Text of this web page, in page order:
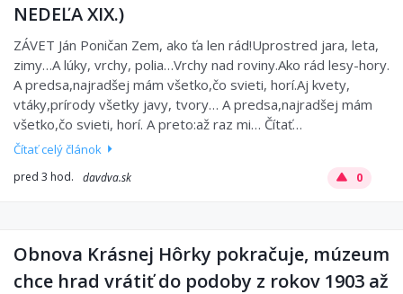
NEDEĽA XIX.)
ZÁVET Ján Poničan Zem, ako ťa len rád!Uprostred jara, leta,
zimy…A lúky, vrchy, polia…Vrchy nad roviny.Ako rád lesy-hory.
A predsa,najradšej mám všetko,čo svieti, horí.Aj kvety,
vtáky,prírody všetky javy, tvory… A predsa,najradšej mám
všetko,čo svieti, horí. A preto:až raz mi… Čítať…
Čítať celý článok
pred 3 hod. davdva.sk 0
Obnova Krásnej Hôrky pokračuje, múzeum
chce hrad vrátiť do podoby z rokov 1903 až